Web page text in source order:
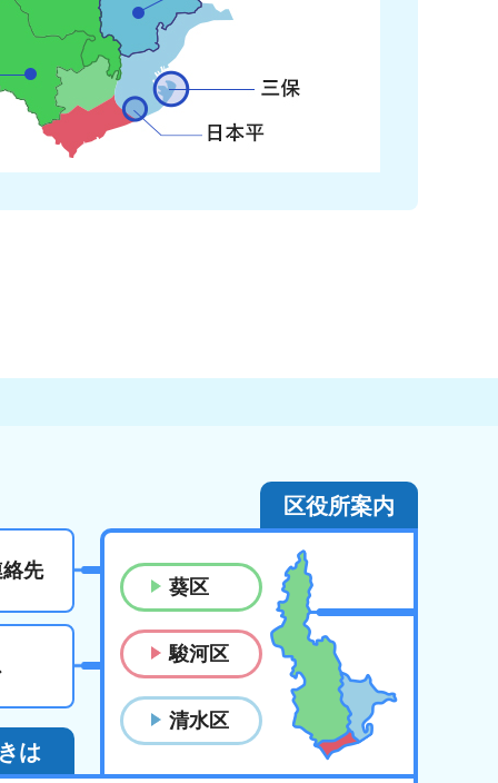
先
区役所案内
葵区
駿河区
清水区
は